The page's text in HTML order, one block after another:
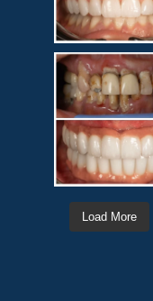
Load More